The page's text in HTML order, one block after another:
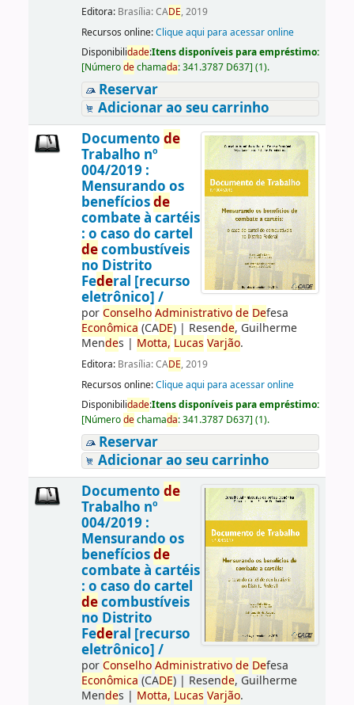
Editora: Brasília: CADE, 2019
Recursos online:Clique aqui para acessar online
Disponibilidade:Itens disponíveis para empréstimo:
[Númerodechamada:341.3787 D637] (1).
Reservar
Adicionar ao seu carrinho
Documento de
Trabalho nº
004/2019 :
Mensurando os
benefíciosde
combate à cartéis
: o caso do cartel
decombustíveis
no Distrito
Federal [recurso
eletrônico] /
porConselho Administrativo de Defesa
Econômica (CADE)| Resende, Guilherme
Mendes | Motta, Lucas Varjão.
Editora: Brasília: CADE, 2019
Recursos online:Clique aqui para acessar online
Disponibilidade:Itens disponíveis para empréstimo:
[Númerodechamada:341.3787 D637] (1).
Reservar
Adicionar ao seu carrinho
Documento de
Trabalho nº
004/2019 :
Mensurando os
benefíciosde
combate à cartéis
: o caso do cartel
decombustíveis
no Distrito
Federal [recurso
eletrônico] /
porConselho Administrativo de Defesa
Econômica (CADE)| Resende, Guilherme
Mendes | Motta, Lucas Varjão.